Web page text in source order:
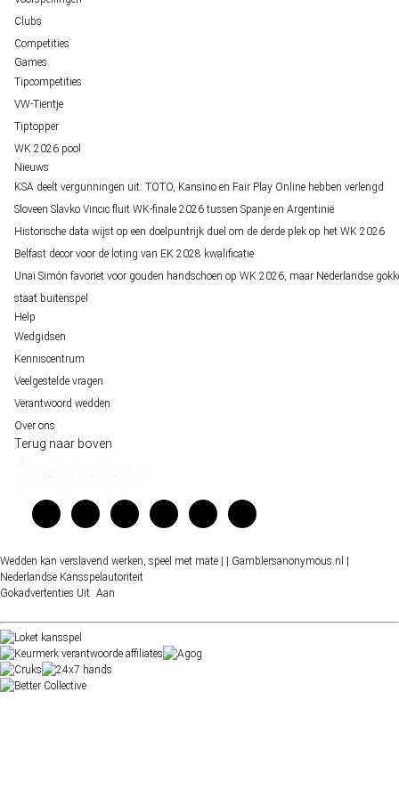
Clubs
Competities
Games
Tipcompetities
VW-Tientje
Tiptopper
WK 2026 pool
Nieuws
KSA deelt vergunningen uit: TOTO, Kansino en Fair Play Online hebben verlengd
Sloveen Slavko Vincic fluit WK-finale 2026 tussen Spanje en Argentinië
Historische data wijst op een doelpuntrijk duel om de derde plek op het WK 2026
Belfast decor voor de loting van EK 2028 kwalificatie
Unai Simón favoriet voor gouden handschoen op WK 2026, maar Nederlandse
staat buitenspel
Help
Wedgidsen
Kenniscentrum
Veelgestelde vragen
Verantwoord wedden
Over ons
Terug naar boven
Wedden kan verslavend werken, speel met mate | | Gamblersanonymous.nl
Nederlandse Kansspelautoriteit
Gokadvertenties Uit Aan